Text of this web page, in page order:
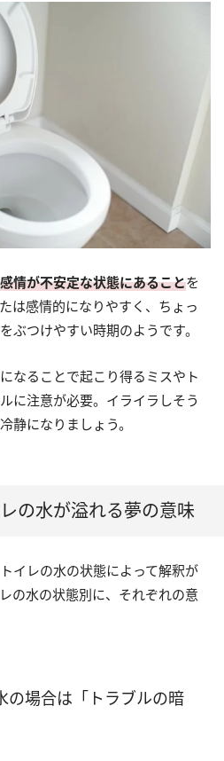
感情が不安定な状態にあることを
は感情的になりやすく、ちょっ
ぶつけやすい時期のようです。
なることで起こり得るミスやト
に注意が必要。イライラしそう
静になりましょう。
の水が溢れる夢の意味
イレの水の状態によって解釈が
の水の状態別に、それぞれの意
の場合は「トラブルの暗